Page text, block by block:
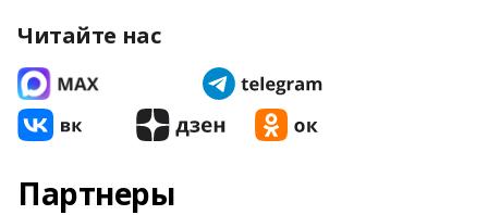
Читайте нас
Партнеры